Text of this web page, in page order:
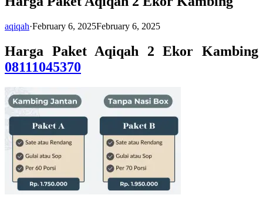
aqiqah·February 6, 2025February 6, 2025
Harga Paket Aqiqah 2 Ekor Kambing
08111045370